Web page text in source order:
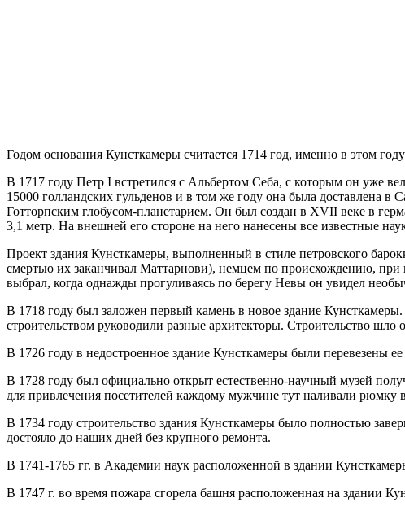
Годом основания Кунсткамеры считается 1714 год, именно в этом
В 1717 году Петр I встретился с Альбертом Себа, с которым он уже
15000 голландских гульденов и в том же году она была
Готторпским глобусом-планетарием. Он был создан в XVII веке в
3,1 метр. На внешней его стороне на него нанесены все известные
Проект здания Кунсткамеры, выполненный в стиле петровского
смертью их заканчивал Маттарнови), немцем по происхождению, при
выбрал, когда однажды прогуливаясь по берегу Невы он увидел
В 1718 году был заложен первый камень в новое здание
строительством руководили разные архитекторы. Строительство
В 1726 году в недостроенное здание Кунсткамеры были перевезены
В 1728 году был официально открыт естественно-научный музей
для привлечения посетителей каждому мужчине тут наливали рюмку
В 1734 году строительство здания Кунсткамеры было полностью
достояло до наших дней без крупного ремонта.
В 1741-1765 гг. в Академии наук расположенной в здании
В 1747 г. во время пожара сгорела башня расположенная на здании